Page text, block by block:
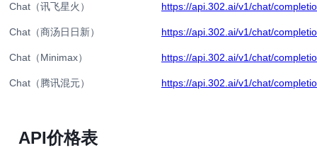
Chat（讯飞星火） https://api.302.ai/v1/chat/
Chat（商汤日日新） https://api.302.ai/v1/chat/
Chat（Minimax） https://api.302.ai/v1/chat/
Chat（腾讯混元） https://api.302.ai/v1/chat/
Hunyuan（文字生成视频）
API价格表